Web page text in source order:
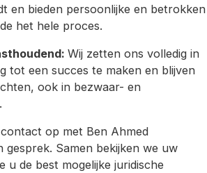
en bieden persoonlijke en betrokken
het hele proces.
Wij zetten ons volledig in
tot een succes te maken en blijven
ook in bezwaar- en
op met Ben Ahmed
Samen bekijken we uw
u de best mogelijke juridische